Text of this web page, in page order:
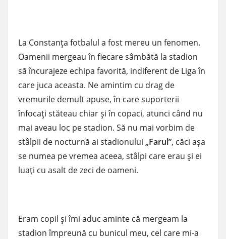
La Constanţa fotbalul a fost mereu un fenomen.
Oamenii mergeau în fiecare sâmbătă la stadion
să încurajeze echipa favorită, indiferent de Liga în
care juca aceasta. Ne amintim cu drag de
vremurile demult apuse, în care suporterii
înfocaţi stăteau chiar şi în copaci, atunci când nu
mai aveau loc pe stadion. Să nu mai vorbim de
stâlpii de nocturnă ai stadionului „Farul”, căci aşa
se numea pe vremea aceea, stâlpi care erau şi ei
luaţi cu asalt de zeci de oameni.
Eram copil şi îmi aduc aminte că mergeam la
stadion împreună cu bunicul meu, cel care mi-a